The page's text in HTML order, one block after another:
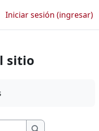
Iniciar sesión (ingresar)
sitio
Buscar en foros